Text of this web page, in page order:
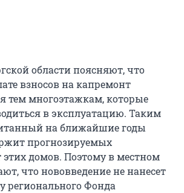
области поясняют, что
взносов на капремонт
тем многоэтажкам, которые
в эксплуатацию. Таким
на ближайшие годы
прогнозируемых
этих домов. Поэтому в местном
что нововведение не нанесет
регионального Фонда